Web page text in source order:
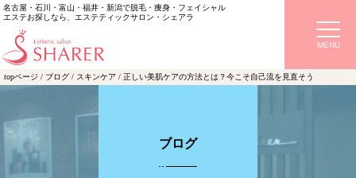
名古屋・石川・富山・福井・新潟で脱毛・痩身・フェイシャル
エステお探しなら、エステティックサロン・シェアラ
topページ / ブログ / スキンケア / 正しい美肌ケアの方法とは？今こそ自己流を見直そう
ブログ